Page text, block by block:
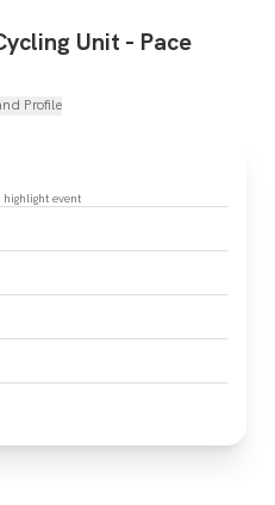
Unit - Pace
Profile
event